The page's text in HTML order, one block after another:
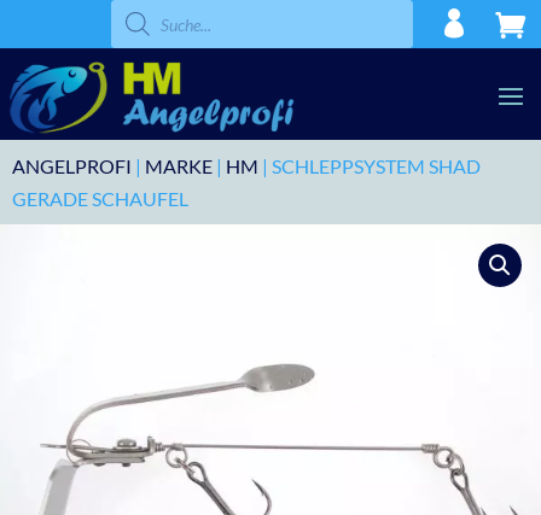
Products
search
ANGELPROFI | MARKE | HM | SCHLEPPSYSTEM SHAD
GERADE SCHAUFEL